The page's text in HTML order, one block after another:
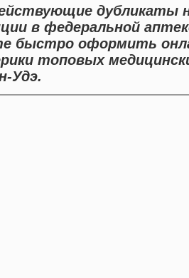
дубликаты
в федеральной
быстро оформить
топовых
Удэ.